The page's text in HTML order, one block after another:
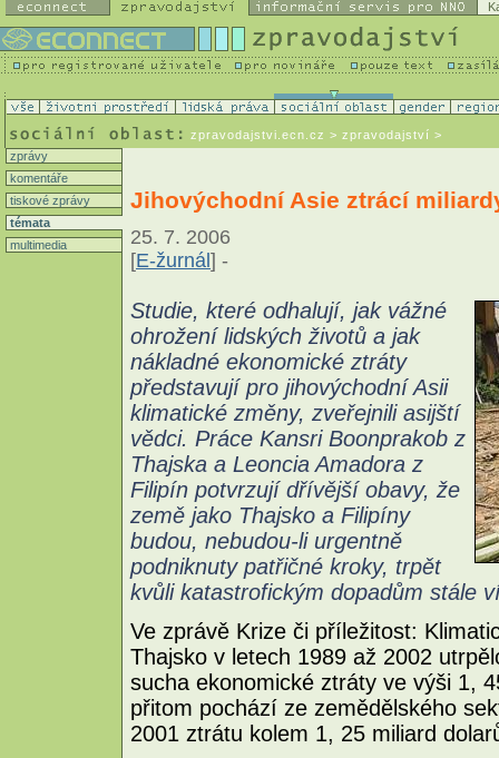
zpravodajstvi.ecn.cz > zpravodajství >
zprávy
komentáře
tiskové zprávy
témata
multimedia
Jihovýchodní Asie ztrácí
25. 7. 2006
[E-žurnál] -
Studie, které odhalují, jak vážné
ohrožení lidských životů a jak
nákladné ekonomické ztráty
představují pro jihovýchodní Asii
klimatické změny, zveřejnili asijští
vědci. Práce Kansri Boonprakob z
Thajska a Leoncia Amadora z
Filipín potvrzují dřívější obavy, že
země jako Thajsko a Filipíny
budou, nebudou-li urgentně
podniknuty patřičné kroky, trpět
kvůli katastrofickým dopadům stále
Ve zprávě Krize či příležitost:
Thajsko v letech 1989 až 2002
sucha ekonomické ztráty ve výši 1,
přitom pochází ze zemědělského
2001 ztrátu kolem 1, 25 miliard